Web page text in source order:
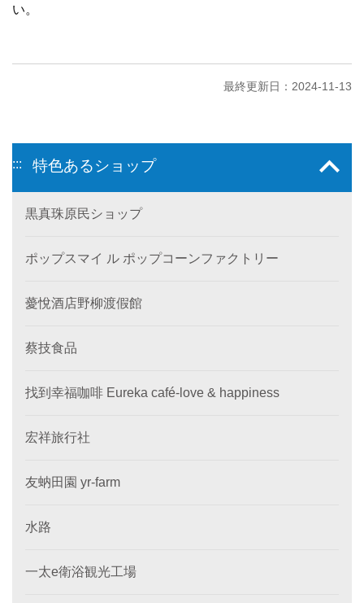
い。
最終更新日：2024-11-13
::: 特色あるショップ
黒真珠原民ショップ
ポップスマイ ル ポップコーンファクトリー
薆悅酒店野柳渡假館
蔡技食品
找到幸福咖啡 Eureka café-love & happiness
宏祥旅行社
友蚋田園 yr-farm
水路
一太e衛浴観光工場